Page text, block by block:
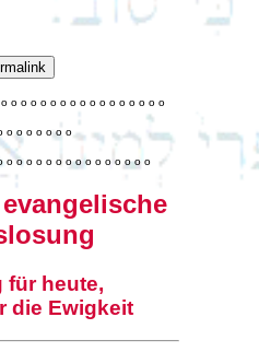
o o o o o o o o o o o o o o o o o
o o o o o o o
o o o o o o o o o o o o o o o
für heute,
die Ewigkeit